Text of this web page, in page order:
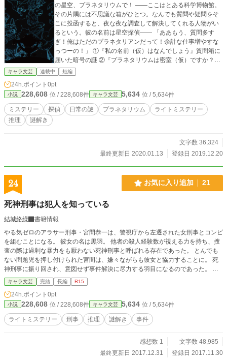
の星空、プラネタリウムで！ ――ここはとある科学博物館。
その片隅には不思議な箱がひとつ。なんでも質問や疑問をそ
こに投函すると、夜な夜な調査して解決してくれる人物がい
るという。彼の名前は星空探偵―― 「ああもう、質問多す
ぎ！俺はただのプラネタリアンだって！余計な仕事増やすな
っつーの！」 ①『私の名前（仮）はなんでしょう』質問箱に
届いた暗号の謎 ②『プラネタリウムは密室（仮）ですか？』
投影中のプラネタリウムから人が消えた謎
キャラ文芸 連載中 短編
24h.ポイント 0pt
小説 228,608 位 / 228,608件 キャラ文芸 5,634 位 / 5,634件
ミステリー 探偵 日常の謎 プラネタリウム
ライトミステリー
推理
謎解き
文字数 36,324
最終更新日 2020.01.13
登録日 2019.12.20
24 お気に入り追加 21
死神刑事は犯人を知っている
結城絡繰
書籍情報
やる気ゼロのアラサー刑事・宮間恭一は、警視庁から左遷された女刑事とコンビ
を組むことになる。 彼女の名は黒羽。 他者の殺人経験数が視える力を持ち、捜
査の際は過剰な暴力をも厭わない死神刑事と呼ばれる存在であった。 とんでも
ない問題児を押し付けられた宮間は、嫌々ながらも彼女と協力することに。 死
神刑事に振り回され、意図せず事件解決に尽力する羽目になるのであった。 凸
凹刑事コンビが繰り広げる、連作中編ライトミステリー。
キャラ文芸 完結 長編 R15
24h.ポイント 0pt
小説 228,608 位 / 228,608件 キャラ文芸 5,634 位 / 5,634件
ライトミステリー 刑事 推理 謎解き 事件
感想数 1
文字数 48,985
最終更新日 2017.12.31
登録日 2017.11.30